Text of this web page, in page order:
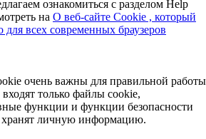
ознакомиться с разделом Help
на О веб-сайте Cookie , который
для всех современных браузеров
очень важны для правильной работы
только файлы cookie,
функции и функции безопасности
хранят личную информацию.